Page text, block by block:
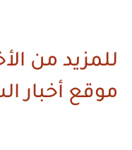
للمزيد من
موقع أخبار